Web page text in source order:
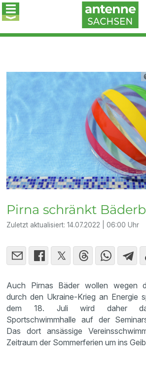
Pirna schränkt
Zuletzt aktualisiert:14.07.2022 | 06:00 Uhr
Auch Pirnas Bäder wollen wegen
durch den Ukraine-Krieg an Energie
dem 18. Juli wird daher
Sportschwimmhalle auf der
Das dort ansässige
Zeitraum der Sommerferien um ins